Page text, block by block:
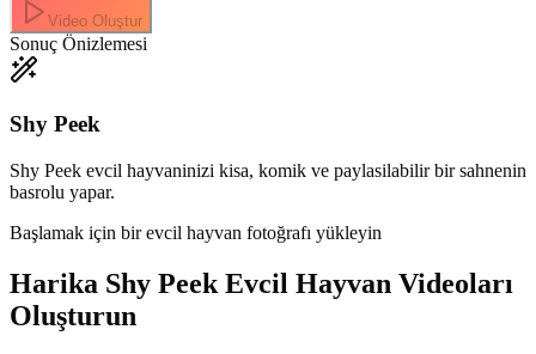
Video Oluştur
Sonuç Önizlemesi
Shy Peek
Shy Peek evcil hayvaninizi kisa, komik ve paylasilabilir bir sahnenin
basrolu yapar.
Başlamak için bir evcil hayvan fotoğrafı yükleyin
Harika Shy Peek Evcil Hayvan Videoları
Oluşturun